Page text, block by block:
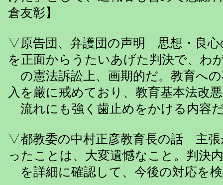
倉友彰】
▽原告団、弁護団の声明 思想・良心
を正面からうたいあげた判決で、わ
の憲法訴訟上、画期的だ。教育へ
入を厳に戒めており、教育基本法改
流れにも強く歯止めをかける内容
▽都教委の中村正彦教育長の話 主張
ったことは、大変遺憾なこと。判決
を詳細に確認して、今後の対応を